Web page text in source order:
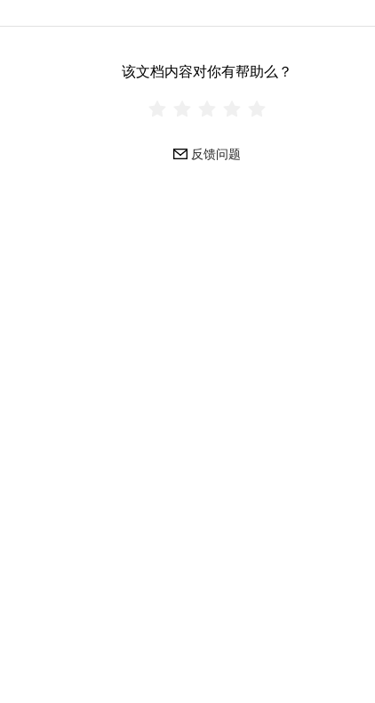
该文档内容对你有帮助么？
反馈问题